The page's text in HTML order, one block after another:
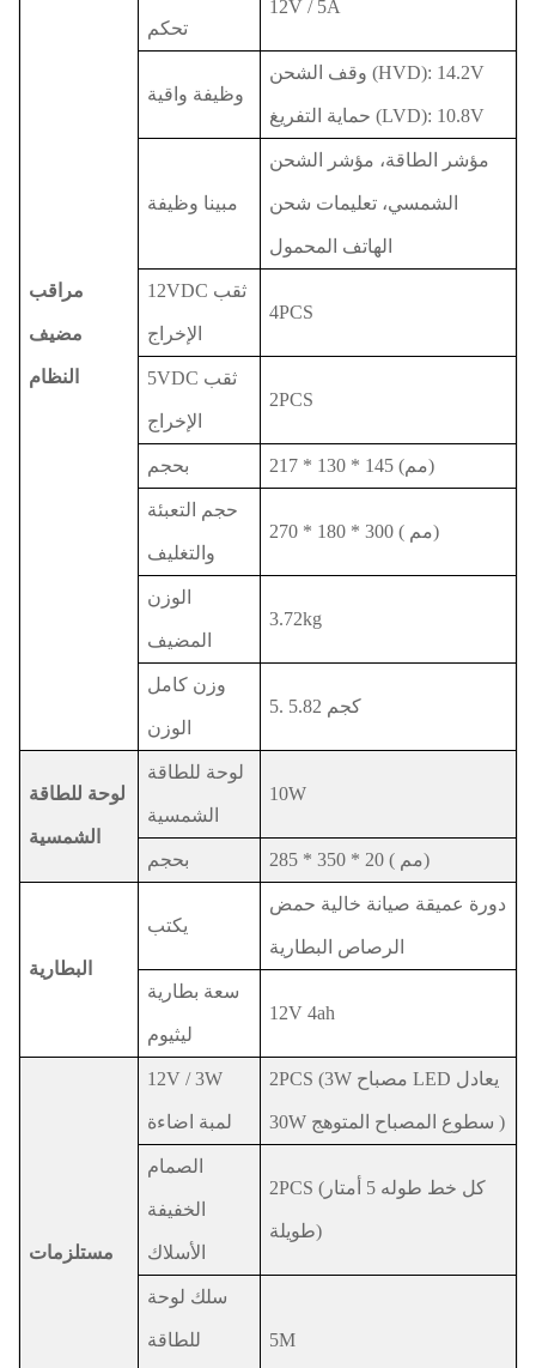
مراقب
مضيف
النظام
تحكم
12V / 5A
وظيفة واقية
وقف الشحن (HVD): 14.2V
حماية التفريغ (LVD): 10.8V
مبينا وظيفة
مؤشر الطاقة، مؤشر الشحن
الشمسي، تعليمات شحن
الهاتف المحمول
12VDC ثقب
الإخراج
4PCS
5VDC ثقب
الإخراج
2PCS
بحجم 217 * 130 * 145 (مم)
حجم التعبئة
والتغليف
270 * 180 * 300( مم)
الوزن
المضيف
3.72kg
وزن كامل
الوزن
5. 5.82 كجم
لوحة للطاقة
الشمسية
لوحة للطاقة
الشمسية
10W
بحجم 285 * 350 * 20( مم)
البطارية
يكتب
دورة عميقة صيانة خالية حمض
الرصاص البطارية
سعة بطارية
ليثيوم
12V 4ah
مستلزمات
12V / 3W
لمبة اضاءة
2PCS (3W مصباح LED يعادل
30W سطوع المصباح المتوهج )
الصمام
الخفيفة
الأسلاك
2PCS (كل خط طوله 5 أمتار
طويلة)
سلك لوحة
للطاقة 5M